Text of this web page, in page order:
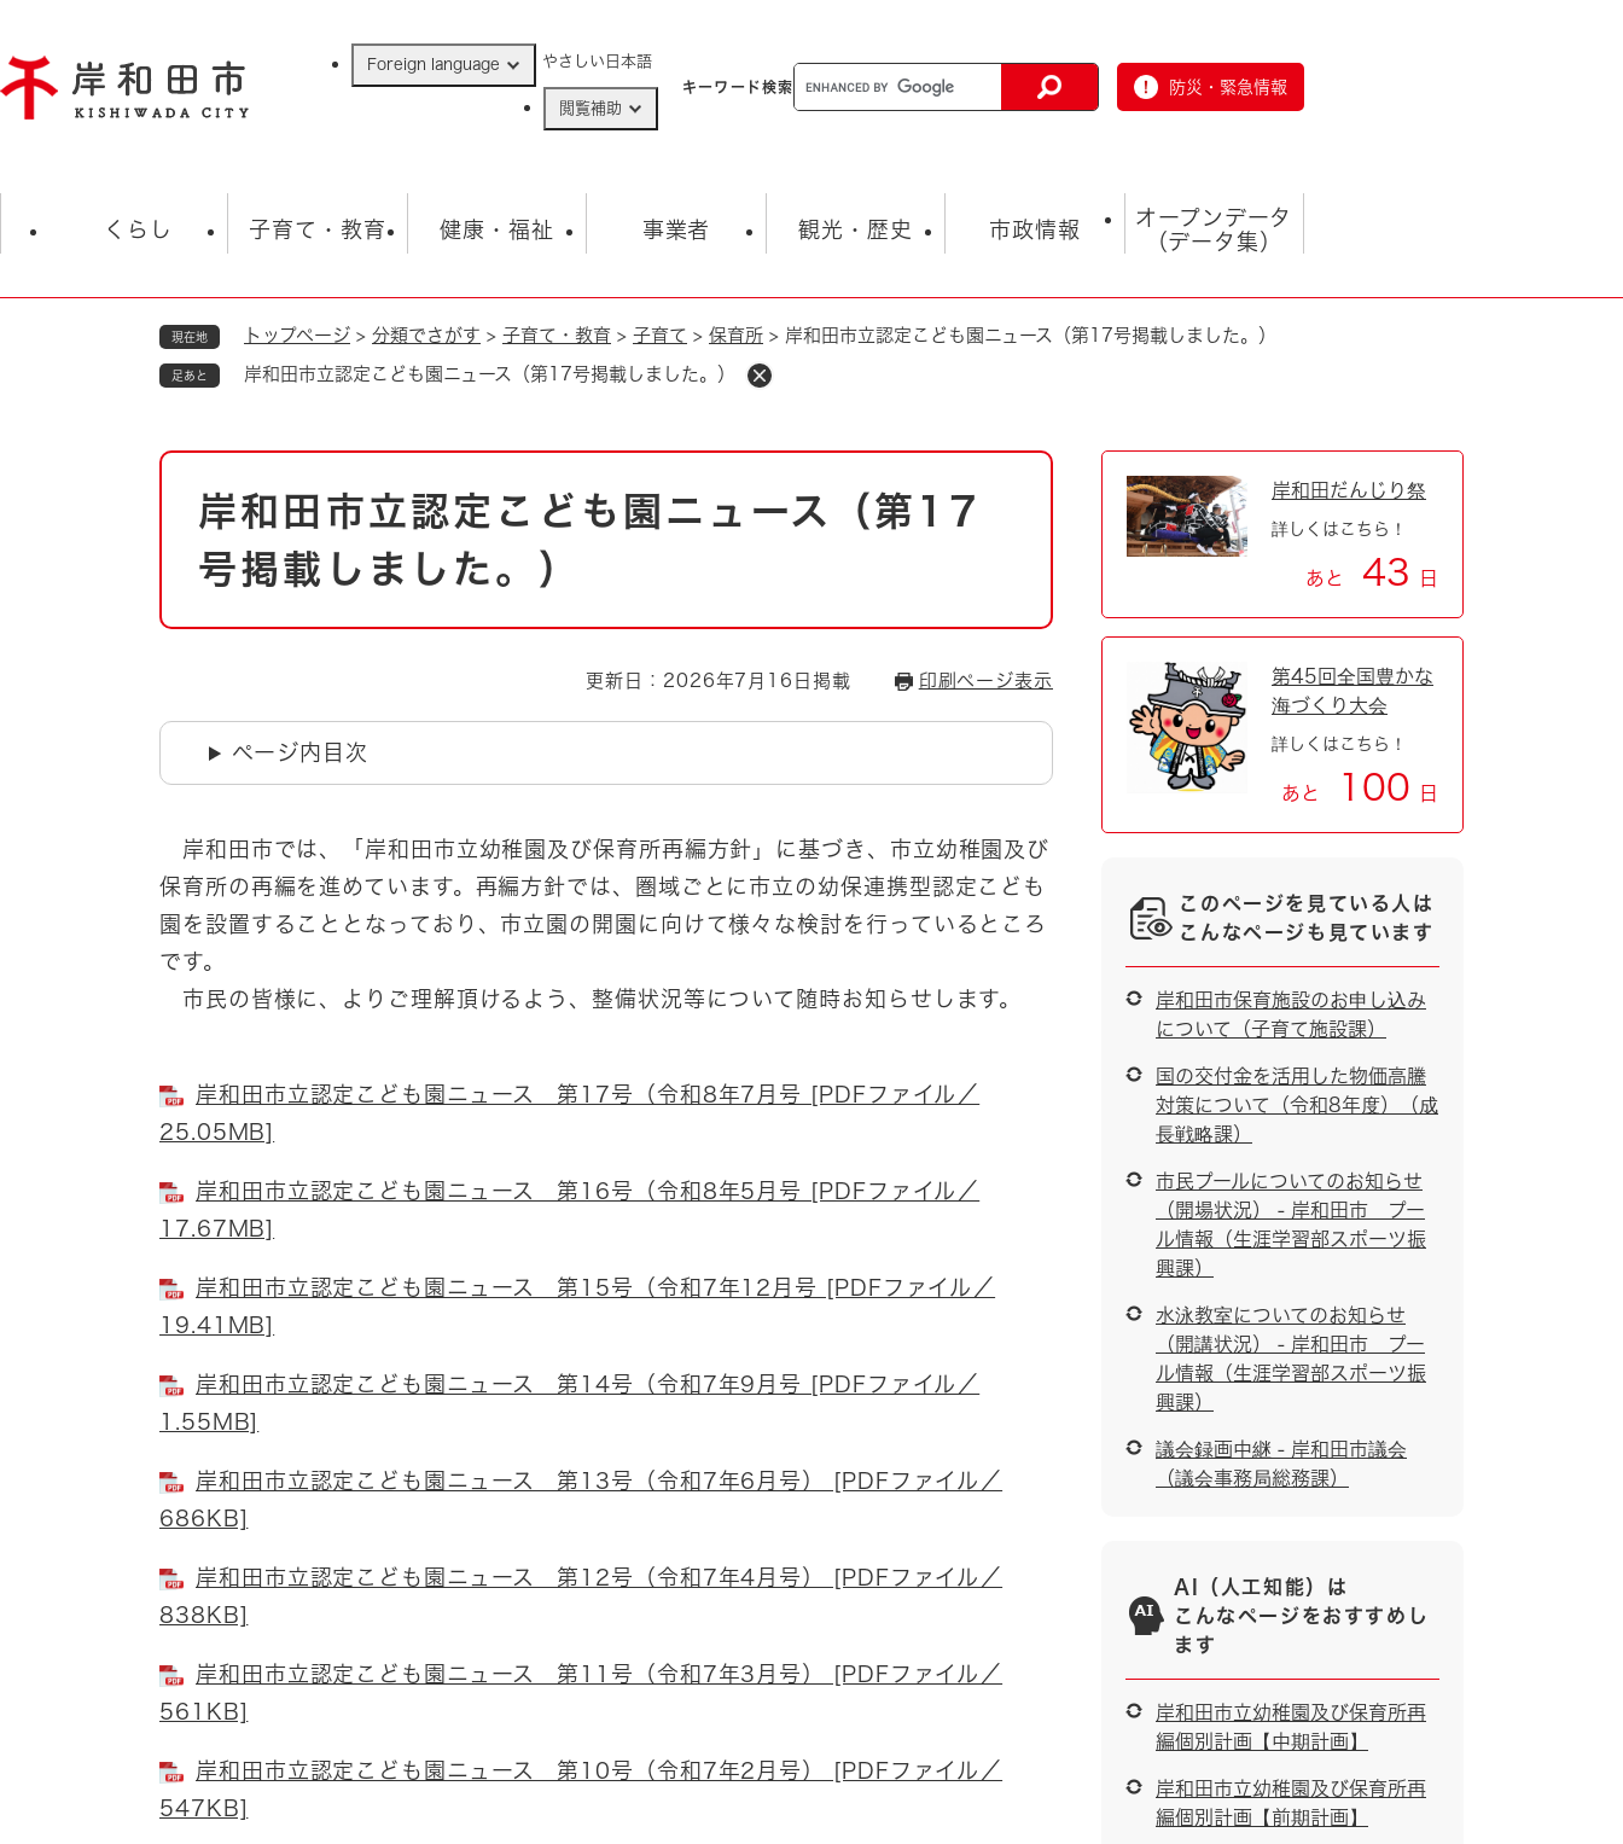
ジ
の
Foreign language やさしい日本語
閲覧補助
キーワード検索 防災・緊急情報
くらし
住民票・戸籍
ごみ・衛生・動物 救急・消防
防災・防犯 上水道・下水道
自然・環境・公園 住宅
引っ越し
道路・河川・交通
とじる
子育て・教育
学校 子育て
健康・福祉
福祉・健康・生活 生涯学習・スポーツ
事業者
入札・契約情報 まちづくり・協働
環境 福祉・介護
観光・歴史
観光 観光スポット
市政情報
市の概要 総合計画
市政 職員採用情報
市役所・施設の案内
オープンデータ
（データ集）
オープンデータ
現在地 トップページ > 分類でさがす > 子育て・教育 > 子育て > 保育所 > 岸和田市立認定こども園ニュース（第17号掲載しました。）
足あと 岸和田市立認定こども園ニュース（第17号掲載しました。）
本
岸和田市立認定こども園ニュース（第17
号掲載しました。）
更新日：2026年7月16日掲載 印刷ページ表示
ページ内目次
岸和田市では、「岸和田市立幼稚園及び保育所再編方針」に基づき、市立幼稚園及び
保育所の再編を進めています。再編方針では、圏域ごとに市立の幼保連携型認定こども
園を設置することとなっており、市立園の開園に向けて様々な検討を行っているところ
です。
市民の皆様に、よりご理解頂けるよう、整備状況等について随時お知らせします。
岸和田市立認定こども園ニュース 第17号（令和8年7月号 [PDFファイル／
25.05MB]
岸和田市立認定こども園ニュース 第16号（令和8年5月号 [PDFファイル／
17.67MB]
岸和田市立認定こども園ニュース 第15号（令和7年12月号 [PDFファイル／
19.41MB]
岸和田市立認定こども園ニュース 第14号（令和7年9月号 [PDFファイル／
1.55MB]
岸和田市立認定こども園ニュース 第13号（令和7年6月号） [PDFファイル／
686KB]
岸和田市立認定こども園ニュース 第12号（令和7年4月号） [PDFファイル／
838KB]
岸和田市立認定こども園ニュース 第11号（令和7年3月号） [PDFファイル／
561KB]
岸和田市立認定こども園ニュース 第10号（令和7年2月号） [PDFファイル／
547KB]
岸和田だんじり祭
詳しくはこちら！
あと 43 日
第45回全国豊かな
海づくり大会
詳しくはこちら！
あと 100 日
このページを見ている人は
こんなページも見ています
岸和田市保育施設のお申し込み
について（子育て施設課）
国の交付金を活用した物価高騰
対策について（令和8年度）（成
長戦略課）
市民プールについてのお知らせ
（開場状況） - 岸和田市 プー
ル情報（生涯学習部スポーツ振
興課）
水泳教室についてのお知らせ
（開講状況） - 岸和田市 プー
ル情報（生涯学習部スポーツ振
興課）
議会録画中継 - 岸和田市議会
（議会事務局総務課）
AI（人工知能）は
こんなページをおすすめし
ます
岸和田市立幼稚園及び保育所再
編個別計画【中期計画】
岸和田市立幼稚園及び保育所再
編個別計画【前期計画】